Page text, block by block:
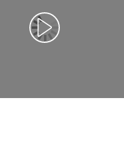
Video afspelen